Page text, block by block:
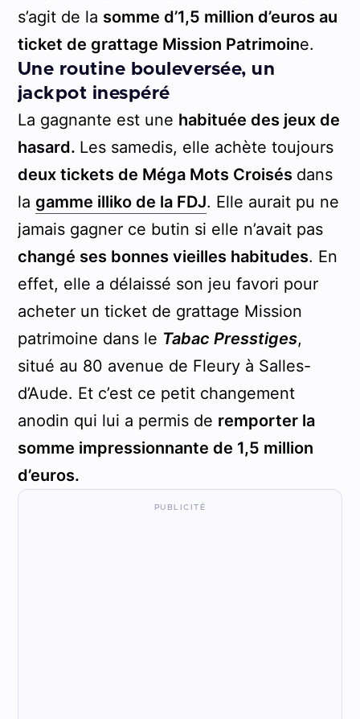
s’agit de la somme d’1,5 million d’euros au
ticket de grattage Mission Patrimoine.
Une routine bouleversée, un
jackpot inespéré
La gagnante est une habituée des jeux de
hasard. Les samedis, elle achète toujours
deux tickets de Méga Mots Croisés dans
la gamme illiko de la FDJ. Elle aurait pu ne
jamais gagner ce butin si elle n’avait pas
changé ses bonnes vieilles habitudes. En
effet, elle a délaissé son jeu favori pour
acheter un ticket de grattage Mission
patrimoine dans le Tabac Presstiges,
situé au 80 avenue de Fleury à Salles-
d’Aude. Et c’est ce petit changement
anodin qui lui a permis de remporter la
somme impressionnante de 1,5 million
d’euros.